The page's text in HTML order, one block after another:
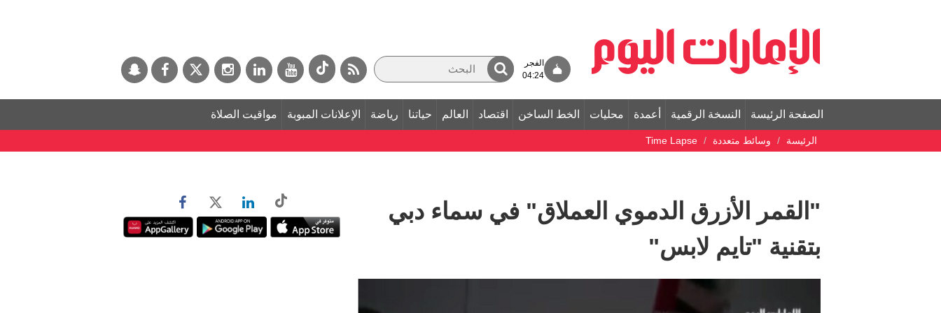
الفجر
04:24
الصفحة الرئيسة النسخة الرقمية أعمدة محليات الخط الساخن اقتصاد العالم حياتنا رياضة الإعلانات المبوبة مواقيت الصلاة
الرئيسة وسائط متعددة Time Lapse
"القمر الأزرق الدموي العملاق" في سماء دبي
بتقنية "تايم لابس"